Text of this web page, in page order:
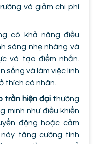
và giảm chi phí
có khả năng điều
sáng nhẹ nhàng và
và tạo điểm nhấn.
sống và làm việc linh
thích cá nhân.
trần hiện đạithường
minh như điều khiển
động hoặc cảm
tăng cường tính